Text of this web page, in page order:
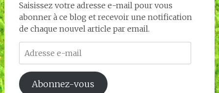
Saisissez votre adresse e-mail pour vous
abonner à ce blog et recevoir une notification
de chaque nouvel article par email.
Adresse
e-
mail
Abonnez-vous